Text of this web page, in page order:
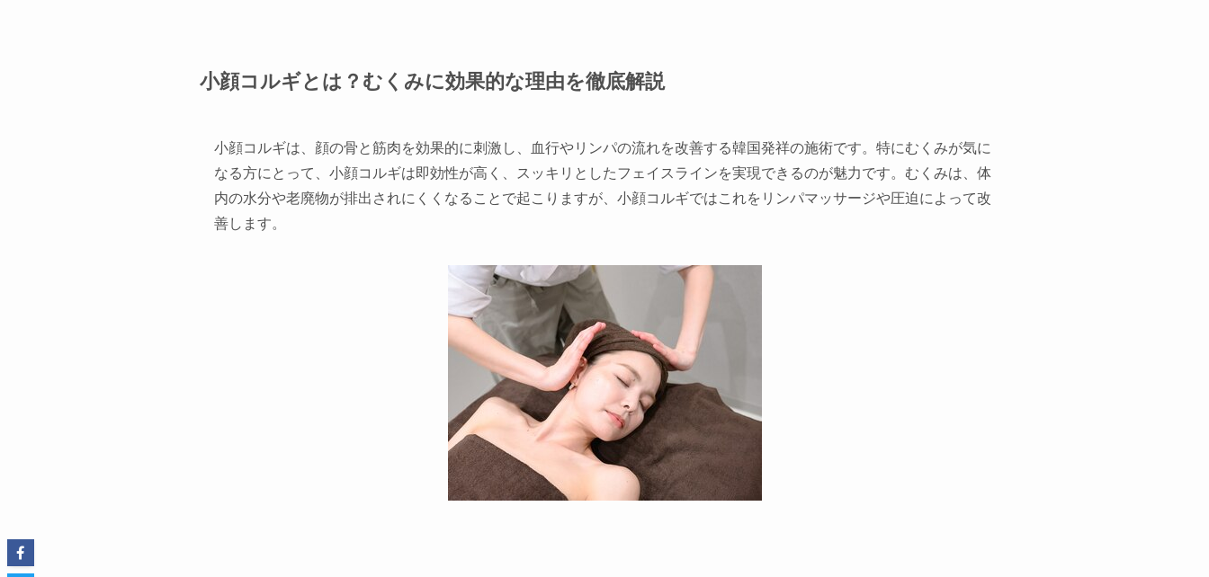
小顔コルギとは？むくみに効果的な理由を徹底解説
小顔コルギは、顔の骨と筋肉を効果的に刺激し、血行やリンパの流れを改善する韓国発祥の施術です。特にむくみが気に
なる方にとって、小顔コルギは即効性が高く、スッキリとしたフェイスラインを実現できるのが魅力です。むくみは、体
内の水分や老廃物が排出されにくくなることで起こりますが、小顔コルギではこれをリンパマッサージや圧迫によって改
善します。